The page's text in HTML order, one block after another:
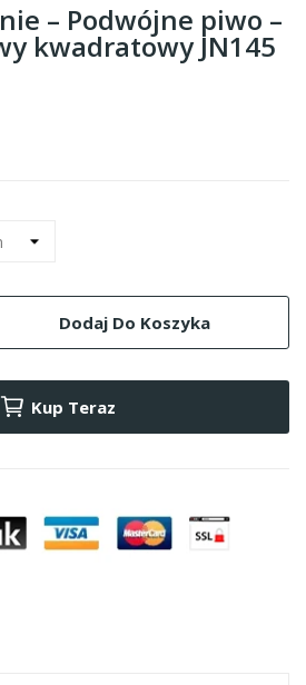
– Podwójne piwo –
kwadratowy JN145
Dodaj Do Koszyka
Kup Teraz